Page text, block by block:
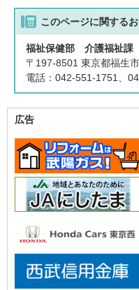
このページに関する
福祉保健部 介護福祉課
〒197-8501 東京都福生
電話：042-551-1751、
広告